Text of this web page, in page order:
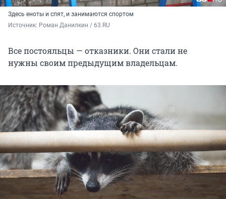
Здесь еноты и спят, и занимаются спортом
Источник: Роман Данилкин / 63.RU
Все постояльцы — отказники. Они стали не
нужны своим предыдущим владельцам.